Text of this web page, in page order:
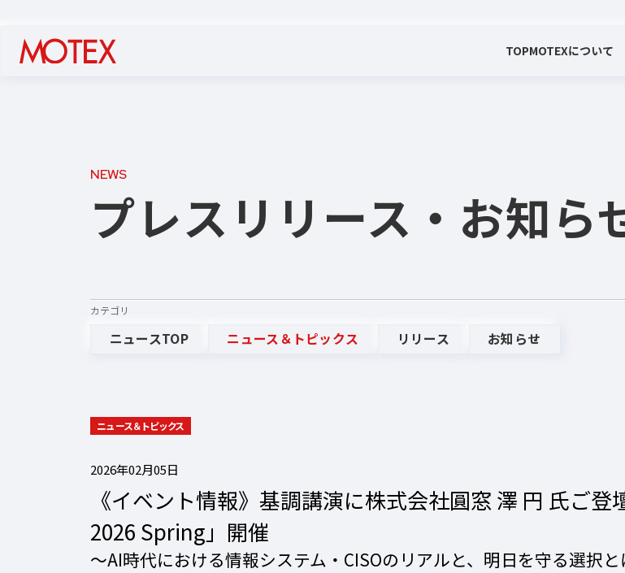
TOPMOTEXについて
NEWS
プレスリリース ・お知ら
カテゴリ
ニュースTOP ニュース＆トピックス リリース お知らせ
ニュース＆トピックス
2026年02月05日
《イベント情報》基調講演に株式会社圓窓 澤 円 氏ご
2026 Spring」開催
〜AI時代における情報システム・CISOのリアルと、明日を守る選択